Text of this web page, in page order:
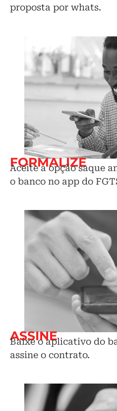
proposta por whats.
FORMALIZE
Aceite a opção saque
o banco no app do
ASSINE
Baixe o aplicativo do
assine o contrato.